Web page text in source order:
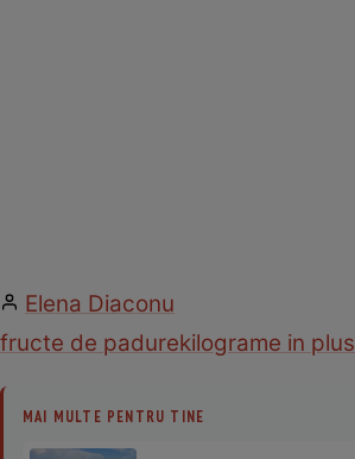
Elena Diaconu
fructe de padurekilograme in plus
MAI MULTE PENTRU TINE